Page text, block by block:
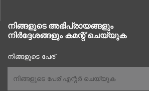
നിങ്ങളുടെ അഭിപ്രായങ്ങളും
നിർദ്ദേശങ്ങളും കമന്റ് ചെയ്യുക
നിങ്ങളുടെ പേര്